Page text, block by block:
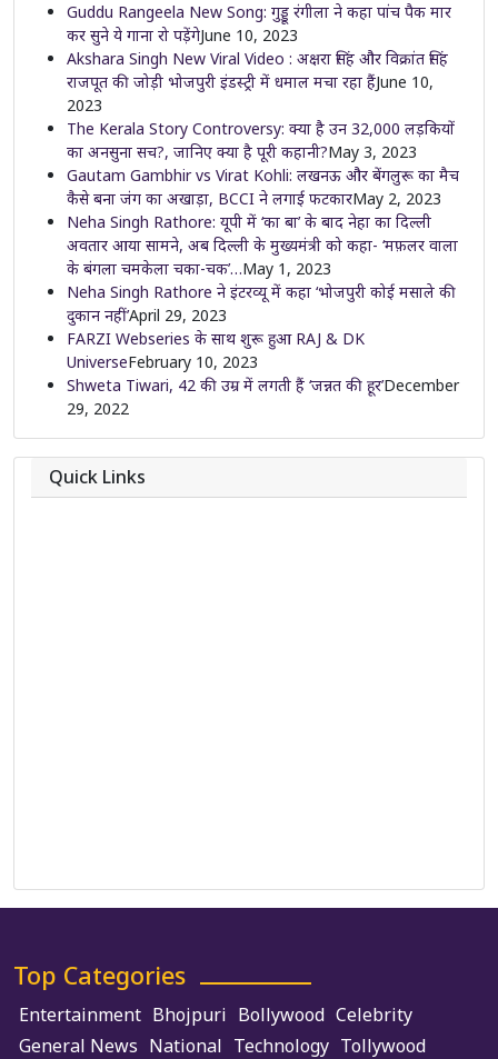
Guddu Rangeela New Song: गुड्डू रंगीला ने कहा पांच पैक मार
कर सुने ये गाना रो पड़ेंगेJune 10, 2023
Akshara Singh New Viral Video : अक्षरा सिंह और विक्रांत सिंह
राजपूत की जोड़ी भोजपुरी इंडस्ट्री में धमाल मचा रहा हैंJune 10,
2023
The Kerala Story Controversy: क्या है उन 32,000 लड़कियों
का अनसुना सच?, जानिए क्या है पूरी कहानी?May 3, 2023
Gautam Gambhir vs Virat Kohli: लखनऊ और बेंगलुरू का मैच
कैसे बना जंग का अखाड़ा, BCCI ने लगाई फटकारMay 2, 2023
Neha Singh Rathore: यूपी में ‘का बा’ के बाद नेहा का दिल्ली
अवतार आया सामने, अब दिल्ली के मुख्यमंत्री को कहा- ‘मफ़लर वाला
के बंगला चमकेला चका-चक’…May 1, 2023
Neha Singh Rathore ने इंटरव्यू में कहा ‘भोजपुरी कोई मसाले की
दुकान नहीं’April 29, 2023
FARZI Webseries के साथ शुरू हुआ RAJ & DK
UniverseFebruary 10, 2023
Shweta Tiwari, 42 की उम्र में लगती हैं ‘जन्नत की हूर’December
29, 2022
Quick Links
Top Categories
Entertainment Bhojpuri Bollywood Celebrity
General News National Technology Tollywood